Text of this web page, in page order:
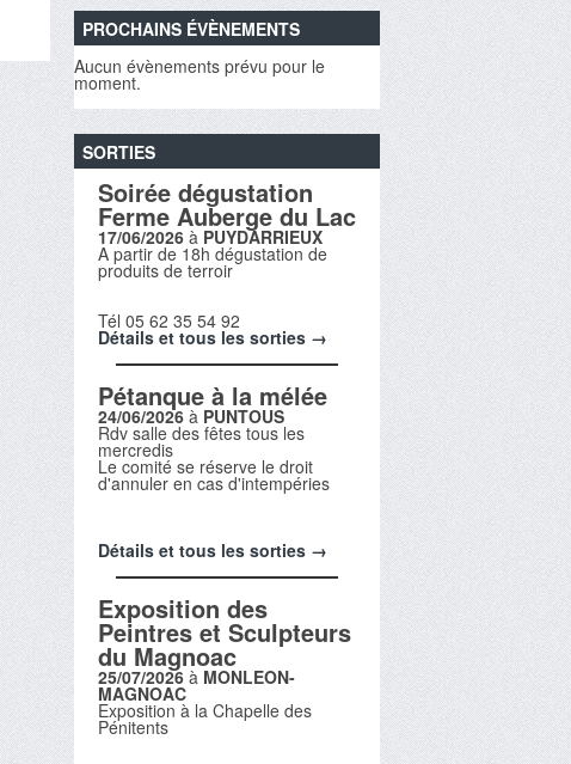
PROCHAINS ÉVÈNEMENTS
Aucun évènements prévu pour le
moment.
SORTIES
Soirée dégustation
Ferme Auberge du Lac
17/06/2026 à PUYDARRIEUX
A partir de 18h dégustation de
produits de terroir
Tél 05 62 35 54 92
Détails et tous les sorties →
Pétanque à la mélée
24/06/2026 à PUNTOUS
Rdv salle des fêtes tous les
mercredis
Le comité se réserve le droit
d'annuler en cas d'intempéries
Détails et tous les sorties →
Exposition des
Peintres et Sculpteurs
du Magnoac
25/07/2026 à MONLEON-
MAGNOAC
Exposition à la Chapelle des
Pénitents